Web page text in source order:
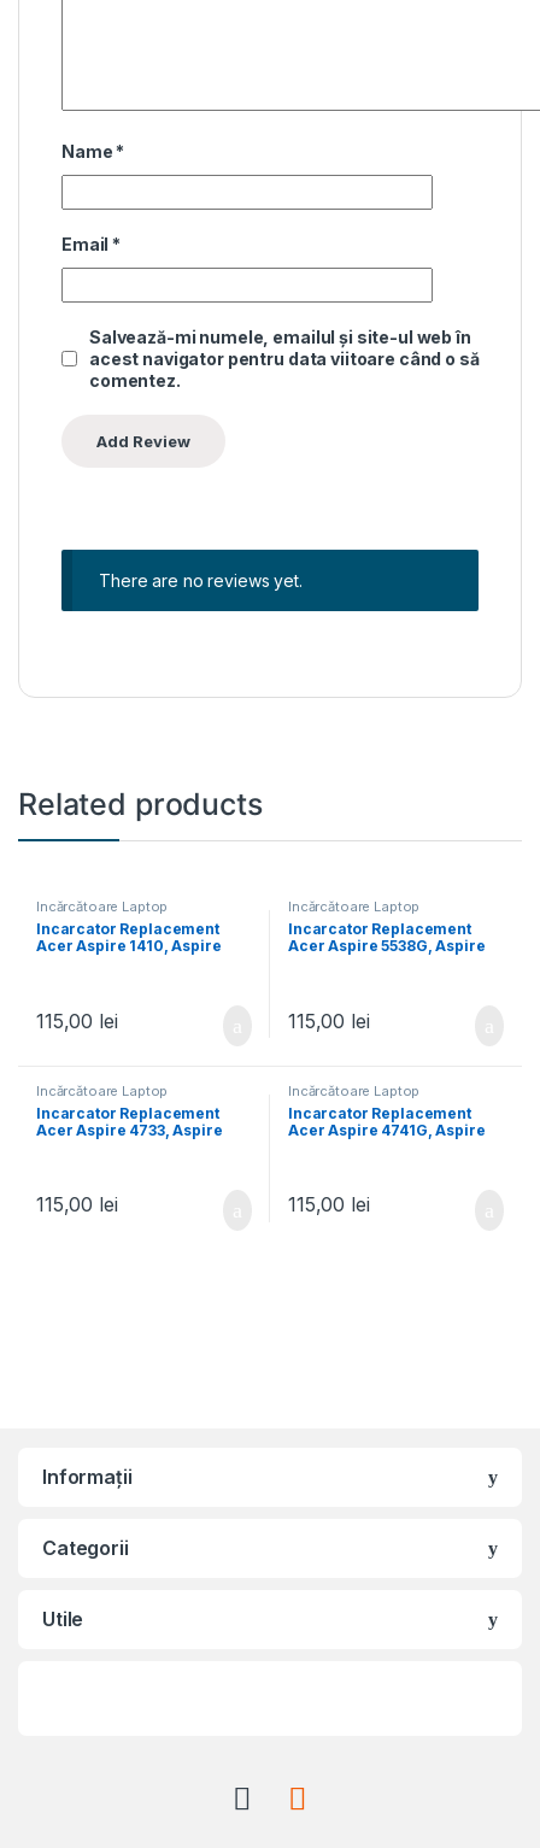
Name *
Email *
Salvează-mi numele, emailul și site-ul web în
acest navigator pentru data viitoare când o să
comentez.
There are no reviews yet.
Related products
Încărcătoare Laptop
Incarcator Replacement
Acer Aspire 1410, Aspire
2920, Aspire 2920z
115,00 lei
Încărcătoare Laptop
Incarcator Replacement
Acer Aspire 5538G, Aspire
5610z
115,00 lei
Încărcătoare Laptop
Incarcator Replacement
Acer Aspire 4733, Aspire
4736zg
115,00 lei
Încărcătoare Laptop
Incarcator Replacement
Acer Aspire 4741G, Aspire
Aspire 4745, Aspire 4749Z
115,00 lei
Informații
Categorii
Utile